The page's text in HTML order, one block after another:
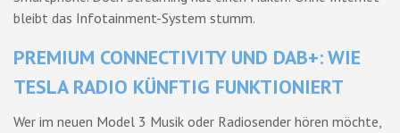
bleibt das Infotainment-System stumm.
PREMIUM CONNECTIVITY UND DAB+: WIE
TESLA RADIO KÜNFTIG FUNKTIONIERT
Wer im neuen Model 3 Musik oder Radiosender hören möchte,